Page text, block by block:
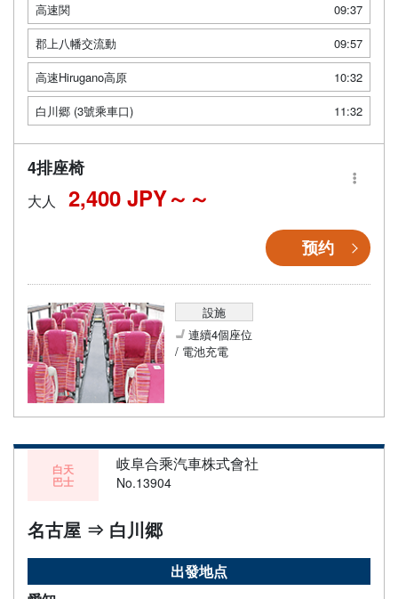
高速関
09:37
郡上八幡交流動
09:57
高速Hirugano高原
10:32
白川郷 (3號乘車口)
11:32
4排座椅
大人 2,400 JPY～
预约
設施
連續4個座位
/ 電池充電
白天
巴士
岐阜合乘汽車株式會社
No.13904
名古屋 ⇒ 白川郷
出發地点